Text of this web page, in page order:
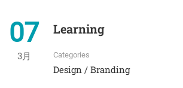
07
3月
Learning
Categories
Design / Branding